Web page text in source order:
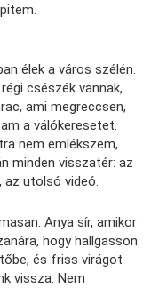
élek a város szélén.
csészék vannak,
ami megreccsen,
a válókeresetet.
nem emlékszem,
minden visszatér: az
utolsó videó.
Anya sír, amikor
hogy hallgasson.
és friss virágot
vissza. Nem